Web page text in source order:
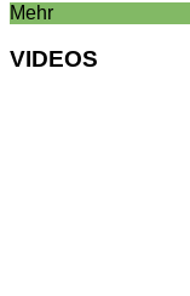
Mehr
VIDEOS